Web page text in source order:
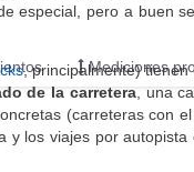
Mediciones
especial, pero a buen
, principalmente)
de la carretera, una
(carreteras con
los viajes por